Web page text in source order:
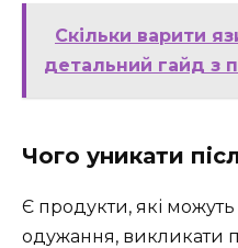
Скільки варити
детальний гайд з
Чого уникати
Є продукти, які
одужання, викликати